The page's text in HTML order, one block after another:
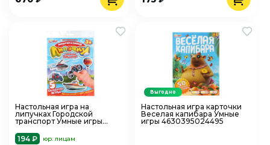
Настольная игра на
липучках Городской
транспорт Умные игры
194 ₽
юр. лицам
Настольная игра карточки
Веселая капибара Умные
игры 4630395024495
Выгодно